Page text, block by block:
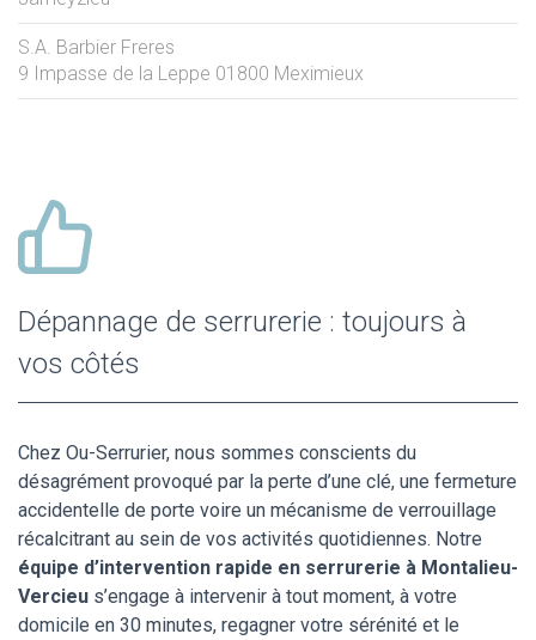
S.A. Barbier Freres
9 Impasse de la Leppe 01800 Meximieux
Dépannage de serrurerie : toujours à
vos côtés
Chez Ou-Serrurier, nous sommes conscients du
désagrément provoqué par la perte d’une clé, une fermeture
accidentelle de porte voire un mécanisme de verrouillage
récalcitrant au sein de vos activités quotidiennes. Notre
équipe d’intervention rapide en serrurerie à Montalieu-
Vercieu s’engage à intervenir à tout moment, à votre
domicile en 30 minutes, regagner votre sérénité et le